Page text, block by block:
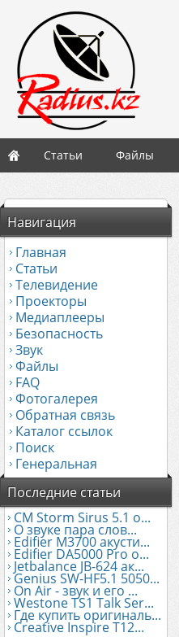
Статьи Файлы
Навигация
Главная
Статьи
Телевидение
Проекторы
Медиаплееры
Безопасность
Звук
Файлы
FAQ
Фотогалерея
Обратная связь
Каталог ссылок
Поиск
Генеральная
Последние статьи
CM Storm Sirus 5.1 о...
О звуке пара слов...
Edifier М3700 акусти...
Edifier DA5000 Pro о...
Jetbalance JB-624 ак...
Genius SW-HF5.1 5050...
On Air - звук и его ...
Westone TS1 Talk Ser...
Где купить оригиналь...
Creative Inspire T12...